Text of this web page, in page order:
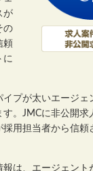
が
の
頼
に
イプが太いエージェ
。JMCに非公開求
用担当者から信頼
報は、エージェント